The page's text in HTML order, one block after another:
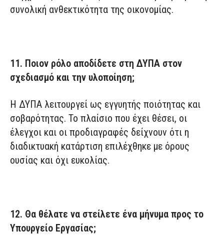
συνολική ανθεκτικότητα της οικονομίας.
11. Ποιον ρόλο αποδίδετε στη ΔΥΠΑ στον
σχεδιασμό και την υλοποίηση;
Η ΔΥΠΑ λειτουργεί ως εγγυητής ποιότητας και
σοβαρότητας. Το πλαίσιο που έχει θέσει, οι
έλεγχοι και οι προδιαγραφές δείχνουν ότι η
διαδικτυακή κατάρτιση επιλέχθηκε με όρους
ουσίας και όχι ευκολίας.
12. Θα θέλατε να στείλετε ένα μήνυμα προς το
Υπουργείο Εργασίας;